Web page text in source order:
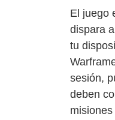
El juego
dispara
tu
sesión,
deben